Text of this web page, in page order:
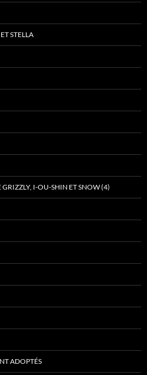
STELLA
GRIZZLY, I-OU-SHIN ET SNOW (4)
ADOPTÉS